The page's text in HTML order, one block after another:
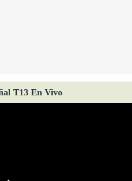
T13 En Vivo